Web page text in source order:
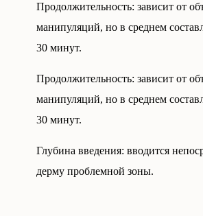
Продолжительность: зависит от
манипуляций, но в среднем
30 минут.
Продолжительность: зависит от
манипуляций, но в среднем
30 минут.
Глубина введения: вводится
дерму проблемной зоны.